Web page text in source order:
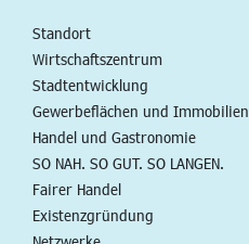
Standort
Wirtschaftszentrum
Stadtentwicklung
Gewerbeflächen und Immobilien
Handel und Gastronomie
SO NAH. SO GUT. SO LANGEN.
Fairer Handel
Existenzgründung